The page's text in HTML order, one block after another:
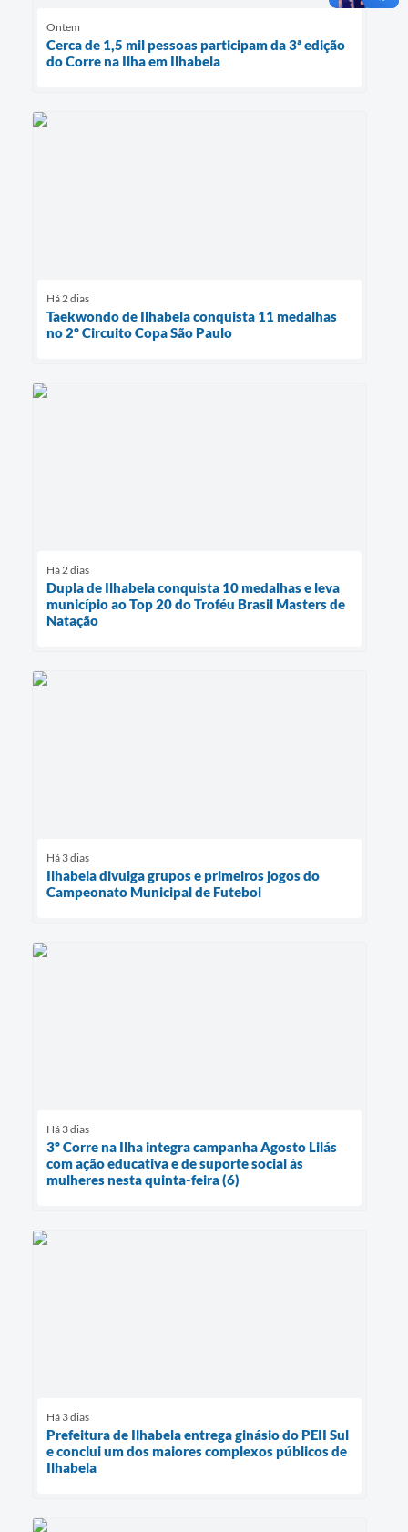
Ontem
Cerca de 1,5 mil pessoas participam da 3ª edição
do Corre na Ilha em Ilhabela
Há 2 dias
Taekwondo de Ilhabela conquista 11 medalhas
no 2º Circuito Copa São Paulo
Há 2 dias
Dupla de Ilhabela conquista 10 medalhas e leva
município ao Top 20 do Troféu Brasil Masters de
Natação
Há 3 dias
Ilhabela divulga grupos e primeiros jogos do
Campeonato Municipal de Futebol
Há 3 dias
3º Corre na Ilha integra campanha Agosto Lilás
com ação educativa e de suporte social às
mulheres nesta quinta-feira (6)
Há 3 dias
Prefeitura de Ilhabela entrega ginásio do PEII Sul
e conclui um dos maiores complexos públicos de
Ilhabela